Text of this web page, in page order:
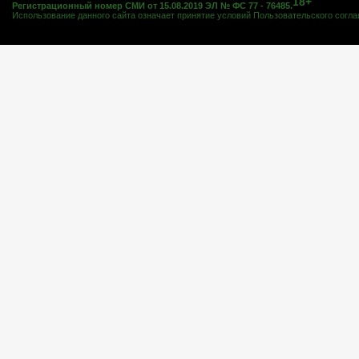
Регистрационный номер СМИ от 15.08.2019 ЭЛ № ФС 77 - 76485.
Использование данного сайта означает принятие условий Пользовательского